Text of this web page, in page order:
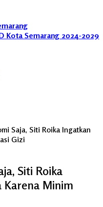
Kota Semarang 2024-2029
Saja, Siti Roika Ingatkan
Gizi
Siti Roika
Karena Minim